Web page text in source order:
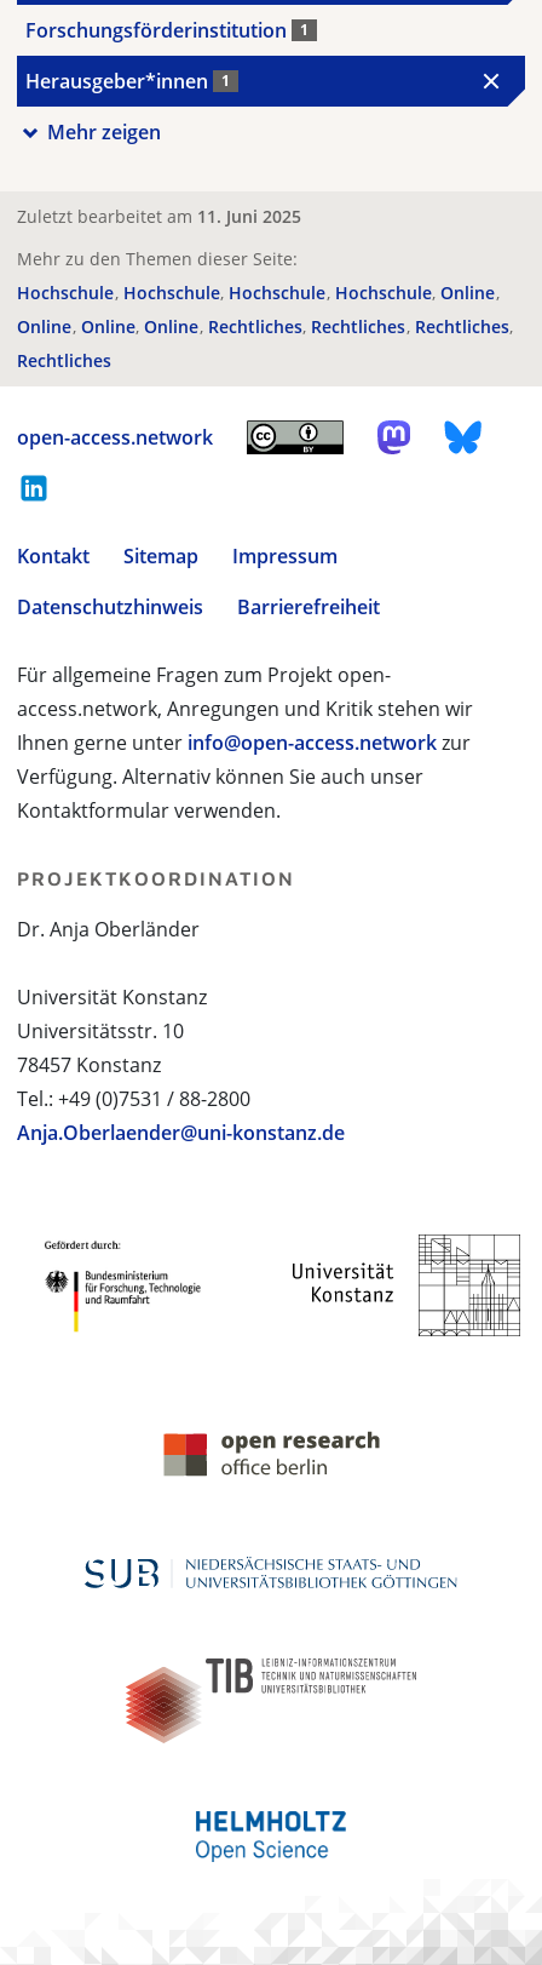
Forschungsförderinstitution 1
Herausgeber*innen 1
Mehr zeigen
Zuletzt bearbeitet am 11. Juni 2025
Mehr zu den Themen dieser Seite:
Hochschule Hochschule Hochschule Hochschule Online
Online Online Online Rechtliches Rechtliches Rechtliches
Rechtliches
open-access.network
Kontakt Sitemap
Impressum
Datenschutzhinweis
Barrierefreiheit
Für allgemeine Fragen zum Projekt open-
access.network, Anregungen und Kritik stehen wir
Ihnen gerne unter info@open-access.networkzur
Verfügung. Alternativ können Sie auch unser
Kontaktformular verwenden.
PROJEKTKOORDINATION
Dr. Anja Oberländer
Universität Konstanz
Universitätsstr. 10
78457 Konstanz
Tel.: +49 (0)7531 / 88-2800
Anja.Oberlaender@uni-konstanz.de